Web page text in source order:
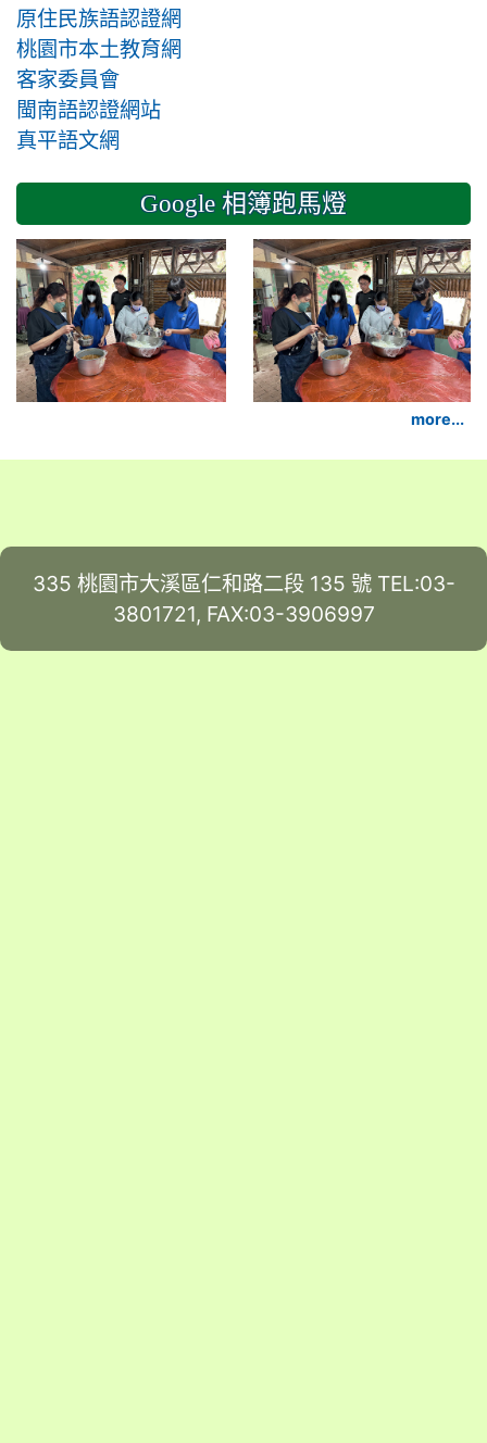
原住民族語認證網
桃園市本土教育網
客家委員會
閩南語認證網站
真平語文網
Google 相簿跑馬燈
2024-11-14 六年級三和
more...
335 桃園市大溪區仁和路二段 135 號 TEL:03-
3801721, FAX:03-3906997